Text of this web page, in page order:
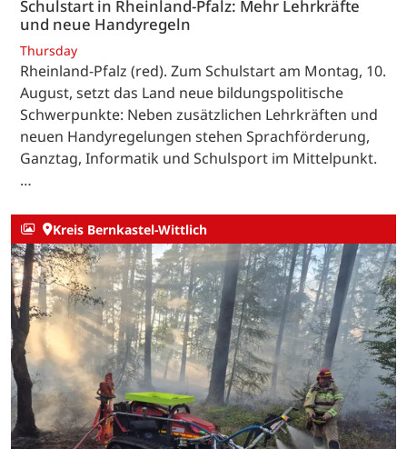
Schulstart in Rheinland-Pfalz: Mehr Lehrkräfte
und neue Handyregeln
Thursday
Rheinland-Pfalz (red). Zum Schulstart am Montag, 10.
August, setzt das Land neue bildungspolitische
Schwerpunkte: Neben zusätzlichen Lehrkräften und
neuen Handyregelungen stehen Sprachförderung,
Ganztag, Informatik und Schulsport im Mittelpunkt.
…
Kreis Bernkastel-Wittlich